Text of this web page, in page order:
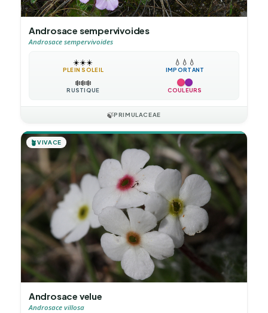
Androsace sempervivoides
Androsace sempervivoides
☀️☀️☀️
PLEIN SOLEIL
💧 💧 💧
IMPORTANT
❄️❄️❄️
RUSTIQUE COULEURS
🍃PRIMULACEAE
🪴VIVACE
Androsace velue
Androsace villosa